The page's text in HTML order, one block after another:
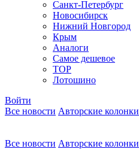
Санкт-Петербург
Новосибирск
Нижний Новгород
Крым
Аналоги
Самое дешевое
TOP
Лотошино
Войти
Все новости Авторские колонки
Все новости Авторские колонки